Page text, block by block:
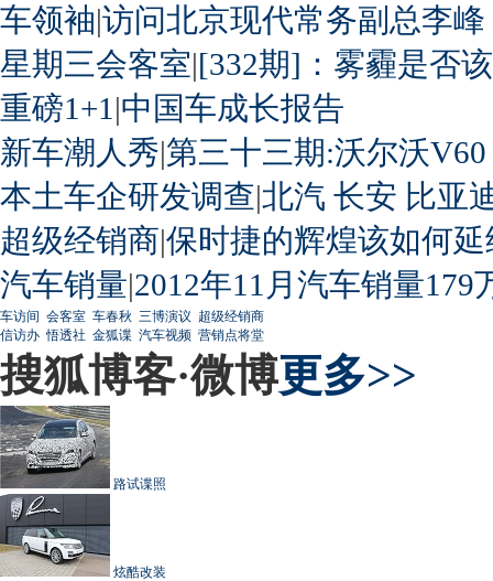
车领袖|访问北京现代常务副总李峰
星期三会客室|[332期]：雾霾是否
重磅1+1 |中国车成长报告
新车潮人秀|第三十三期:沃尔沃
本土车企研发调查|北汽 长安 比亚
超级经销商|保时捷的辉煌该如何延
汽车销量|2012年11月汽车销量179
车访间 会客室 车春秋 三博演议 超级经销商
信访办 悟透社 金狐谍 汽车视频 营销点将堂
搜狐博客·微博更多>>
路试谍照
炫酷改装